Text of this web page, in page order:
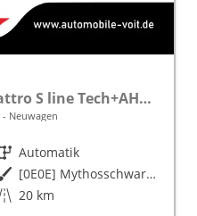
Sportback NEU TFSI quattro S line Tech+AHK+Alu19+LEDplus+KlimaPlus+ExtSchwarz
Neuwagen
Getriebe Automatik
Außenfarbe
[0E0E] Mythosschwarz Metallic
Kilometerstand 20 km